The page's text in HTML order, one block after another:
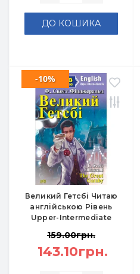
ДО КОШИКА
Великий Гетсбі Читаю
англійською Рівень
Upper-Intermediate
-10%
159.00грн.
143.10грн.